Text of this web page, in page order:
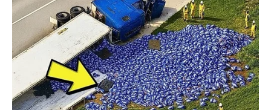
10 Desain Kanopi Tempat
Tidur, Serasa Beristirahat di
Kamar Raja